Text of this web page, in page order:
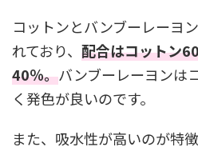
コットンとバンブーレーヨ
れており、 配合はコットン
40％。バンブーレーヨンは
く発色が良いのです。
また、吸水性が高いのが特